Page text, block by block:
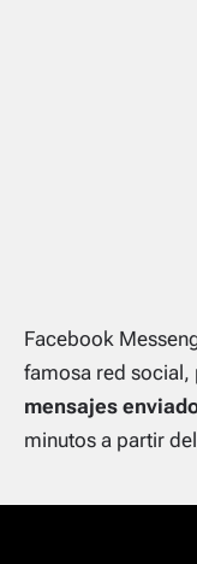
Facebook
famosa red social,
mensajes
minutos a partir